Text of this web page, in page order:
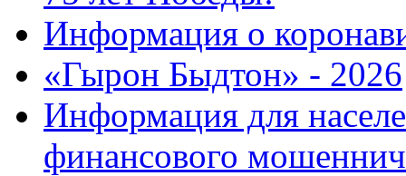
Информация о
«Гырон Быдтон» - 2026
Информация для
финансового